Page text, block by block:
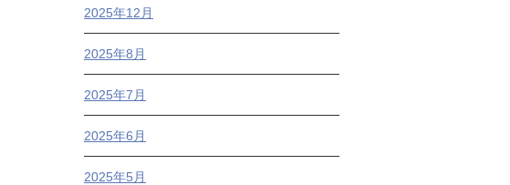
2025年12月
2025年8月
2025年7月
2025年6月
2025年5月